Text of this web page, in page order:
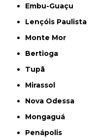
Embu-Guaçu
Lençóis Paulista
Monte Mor
Bertioga
Tupã
Mirassol
Nova Odessa
Mongaguá
Penápolis